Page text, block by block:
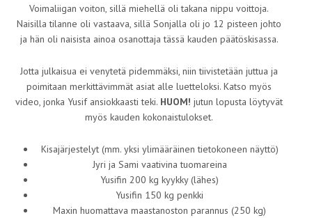
Voimaliigan voiton, sillä miehellä oli takana nippu voittoja.
Naisilla tilanne oli vastaava, sillä Sonjalla oli jo 12 pisteen johto
ja hän oli naisista ainoa osanottaja tässä kauden päätöskisassa.
Jotta julkaisua ei venytetä pidemmäksi, niin tiivistetään juttua ja
poimitaan merkittävimmät asiat alle luetteloksi. Katso myös
video, jonka Yusif ansiokkaasti teki. HUOM! jutun lopusta löytyvät
myös kauden kokonaistulokset.
Kisajärjestelyt (mm. yksi ylimääräinen tietokoneen näyttö)
Jyri ja Sami vaativina tuomareina
Yusifin 200 kg kyykky (lähes)
Yusifin 150 kg penkki
Maxin huomattava maastanoston parannus (250 kg)